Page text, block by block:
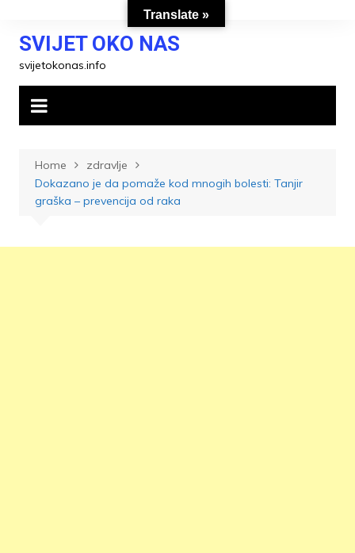
contentSVIJET OKO NAS
svijetokonas.info
Home
zdravlje
Dokazano je da pomaže kod mnogih bolesti: Tanjir
graška – prevencija od raka
Translate »